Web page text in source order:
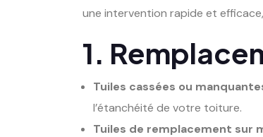
une intervention rapide et
1.
Tuiles cassées ou
l’étanchéité de votre toiture.
Tuiles de remplacement sur